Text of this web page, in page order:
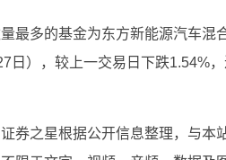
最多的基金为东方新能源汽车混
日），较上一交易日下跌1.54%
券之星根据公开信息整理，与本